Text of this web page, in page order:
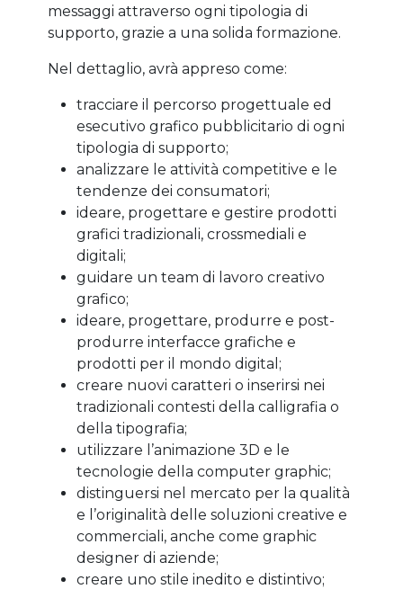
messaggi attraverso ogni tipologia di
supporto, grazie a una solida formazione.
Nel dettaglio, avrà appreso come:
tracciare il percorso progettuale ed
esecutivo grafico pubblicitario di ogni
tipologia di supporto;
analizzare le attività competitive e le
tendenze dei consumatori;
ideare, progettare e gestire prodotti
grafici tradizionali, crossmediali e
digitali;
guidare un team di lavoro creativo
grafico;
ideare, progettare, produrre e post-
produrre interfacce grafiche e
prodotti per il mondo digital;
creare nuovi caratteri o inserirsi nei
tradizionali contesti della calligrafia o
della tipografia;
utilizzare l’animazione 3D e le
tecnologie della computer graphic;
distinguersi nel mercato per la qualità
e l’originalità delle soluzioni creative e
commerciali, anche come graphic
designer di aziende;
creare uno stile inedito e distintivo;